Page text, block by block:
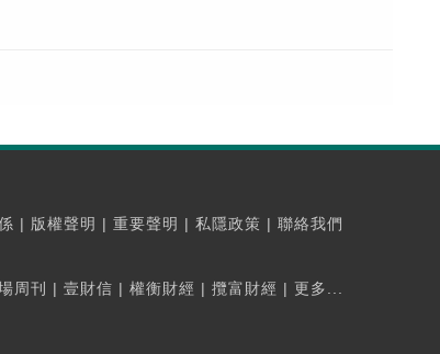
| 版權聲明 | 重要聲明 | 私隱政策 | 聯絡我們
周刊 | 壹財信 | 權衡財經 | 攬富財經 | 更多...